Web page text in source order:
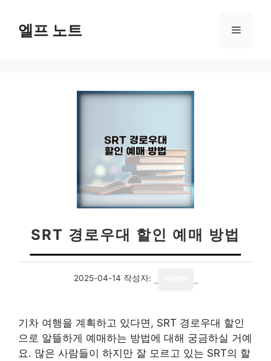
엘프 노트 메
SRT 경로우대 할인 예매 방법
2025-04-14 작성자:
기차 여행을 계획하고 있다면, SRT 경로우대 할인
으로 알뜰하게 예매하는 방법에 대해 궁금하실 거예
요. 많은 사람들이 하지만 잘 모르고 있는 SRT의 할